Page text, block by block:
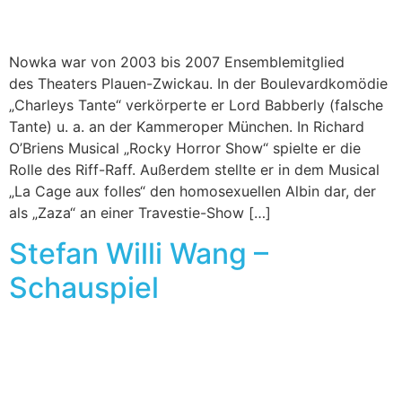
Nowka war von 2003 bis 2007 Ensemblemitglied
des Theaters Plauen-Zwickau. In der Boulevardkomödie
„Charleys Tante“ verkörperte er Lord Babberly (falsche
Tante) u. a. an der Kammeroper München. In Richard
O’Briens Musical „Rocky Horror Show“ spielte er die
Rolle des Riff-Raff. Außerdem stellte er in dem Musical
„La Cage aux folles“ den homosexuellen Albin dar, der
als „Zaza“ an einer Travestie-Show […]
Stefan Willi Wang –
Schauspiel